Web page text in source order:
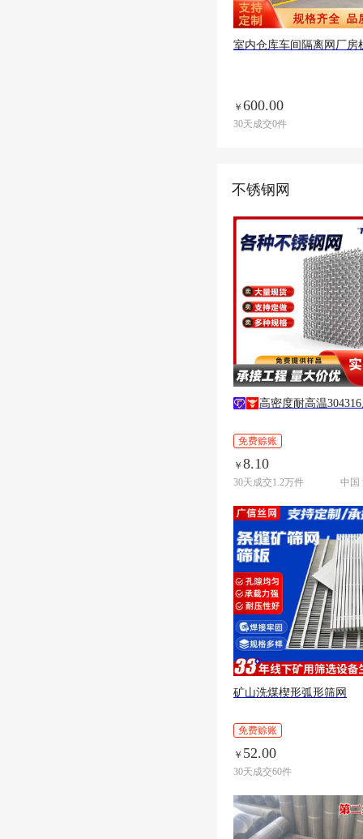
室内仓库车间隔离网厂房机器设备区域隔断防疫围栏快递
￥ 600.00
30天成交0件
不锈钢网
高密度耐高温
免费赊账
￥ 8.10
30天成交1.2万件 中国
矿山洗煤楔形弧形筛网
免费赊账
￥ 52.00
30天成交60件